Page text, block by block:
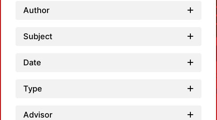
Author
Subject
Date
Type
Advisor